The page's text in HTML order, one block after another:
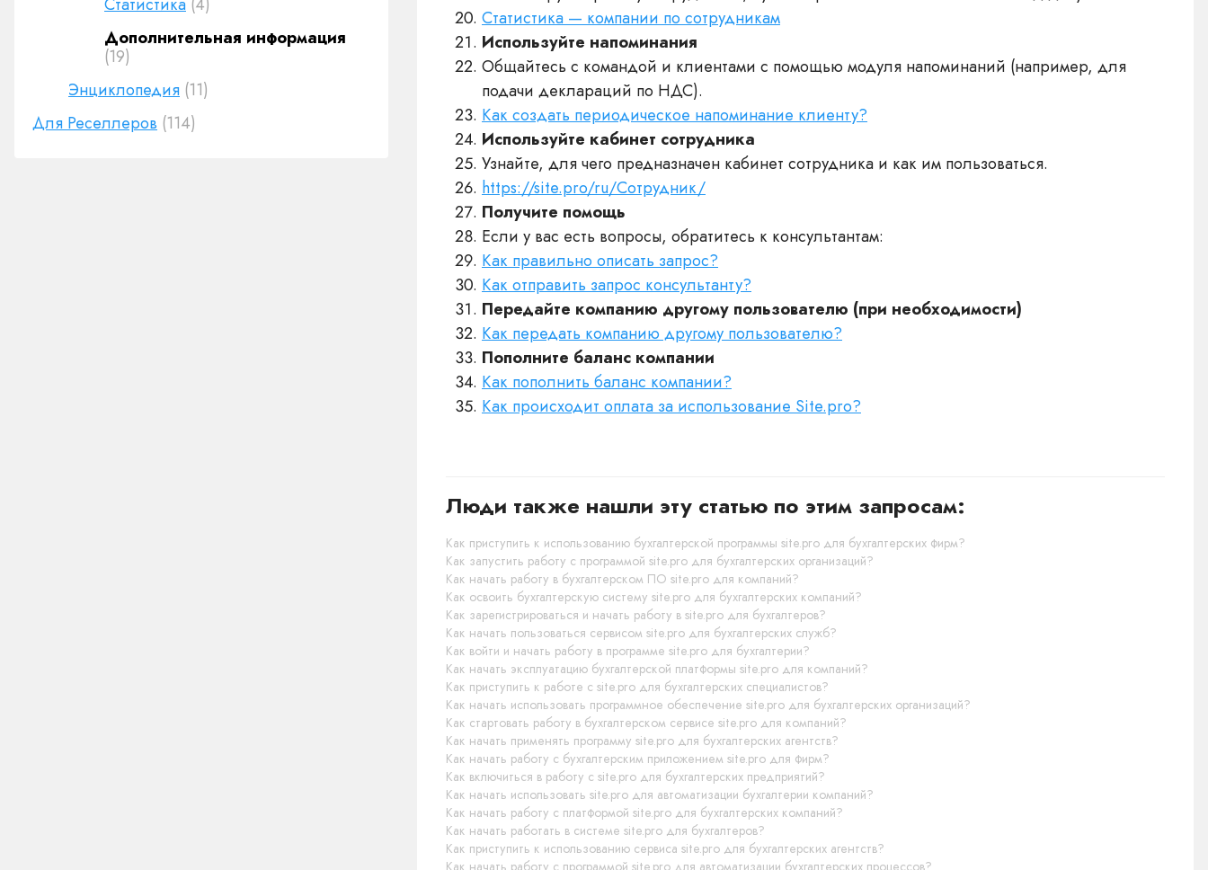
Дополнительная информация
(19)
Энциклопедия (11)
Для Реселлеров (114)
Статистика — компании по сотрудникам
Используйте напоминания
Общайтесь с командой и клиентами с помощью модуля напоминаний (например, для
подачи деклараций по НДС).
Как создать периодическое напоминание клиенту?
Используйте кабинет сотрудника
Узнайте, для чего предназначен кабинет сотрудника и как им пользоваться.
https://site.pro/ru/Cотрудник/
Получите помощь
Если у вас есть вопросы, обратитесь к консультантам:
Как правильно описать запрос?
Как отправить запрос консультанту?
Передайте компанию другому пользователю (при необходимости)
Как передать компанию другому пользователю?
Пополните баланс компании
Как пополнить баланс компании?
Как происходит оплата за использование Site.pro?
Люди также нашли эту статью по этим запросам:
Как приступить к использованию бухгалтерской программы site.pro для бухгалтерских фирм?
Как запустить работу с программой site.pro для бухгалтерских организаций?
Как начать работу в бухгалтерском ПО site.pro для компаний?
Как освоить бухгалтерскую систему site.pro для бухгалтерских компаний?
Как зарегистрироваться и начать работу в site.pro для бухгалтеров?
Как начать пользоваться сервисом site.pro для бухгалтерских служб?
Как войти и начать работу в программе site.pro для бухгалтерии?
Как начать эксплуатацию бухгалтерской платформы site.pro для компаний?
Как приступить к работе с site.pro для бухгалтерских специалистов?
Как начать использовать программное обеспечение site.pro для бухгалтерских организаций?
Как стартовать работу в бухгалтерском сервисе site.pro для компаний?
Как начать применять программу site.pro для бухгалтерских агентств?
Как начать работу с бухгалтерским приложением site.pro для фирм?
Как включиться в работу с site.pro для бухгалтерских предприятий?
Как начать использовать site.pro для автоматизации бухгалтерии компаний?
Как начать работу с платформой site.pro для бухгалтерских компаний?
Как начать работать в системе site.pro для бухгалтеров?
Как приступить к использованию сервиса site.pro для бухгалтерских агентств?
Как начать работу с программой site.pro для автоматизации бухгалтерских процессов?